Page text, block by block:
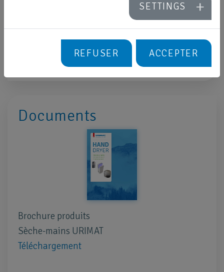
Documents
Brochure produits
Sèche-mains URIMAT
Téléchargement
SETTINGS
REFUSER ACCEPTER